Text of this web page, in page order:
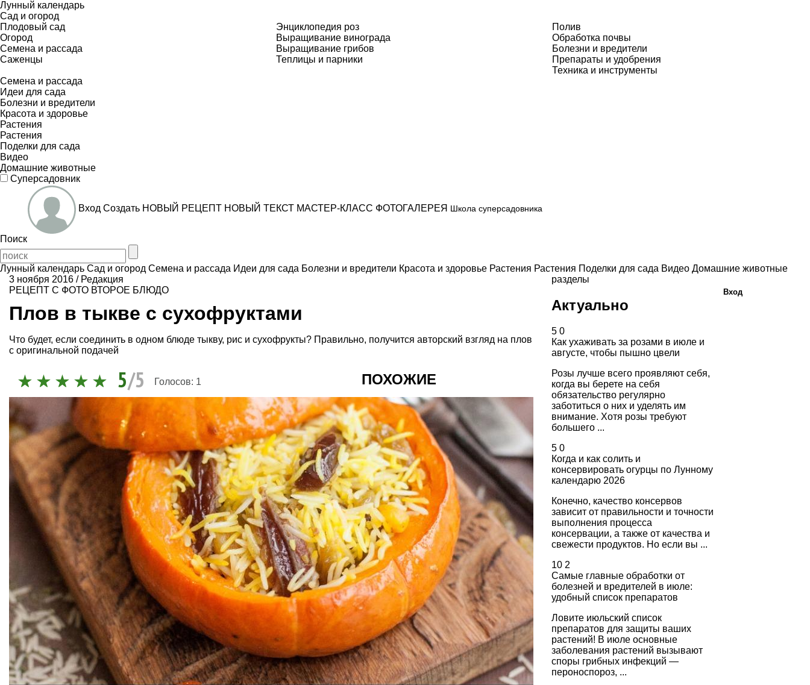
Лунный календарь
Сад и огород
Плодовый сад
Огород
Семена и рассада
Саженцы
Энциклопедия роз
Выращивание винограда
Выращивание грибов
Теплицы и парники
Полив
Обработка почвы
Болезни и вредители
Препараты и удобрения
Техника и инструменты
Семена и рассада
Идеи для сада
Болезни и вредители
Красота и здоровье
Растения
Растения
Поделки для сада
Видео
Домашние животные
Суперсадовник
Вход Создать НОВЫЙ РЕЦЕПТ НОВЫЙ ТЕКСТ МАСТЕР-КЛАСС ФОТОГАЛЕРЕЯ Школа суперсадовника
Поиск
Лунный календарь Сад и огород Семена и рассада Идеи для сада Болезни и вредители Красота и здоровье Растения Растения Поделки для сада Видео Домашние животные
3 ноября 2016 / Редакция
РЕЦЕПТ С ФОТО ВТОРОЕ БЛЮДО
Плов в тыкве с сухофруктами
Что будет, если соединить в одном блюде тыкву, рис и сухофрукты? Правильно, получится авторский взгляд на плов
с оригинальной подачей
5/5 Голосов: 1 ПОХОЖИЕ
разделы
Актуально
5 0
Как ухаживать за розами в июле и
августе, чтобы пышно цвели
Розы лучше всего проявляют себя,
когда вы берете на себя
обязательство регулярно
заботиться о них и уделять им
внимание. Хотя розы требуют
большего ...
5 0
Когда и как солить и
консервировать огурцы по Лунному
календарю 2026
Конечно, качество консервов
зависит от правильности и точности
выполнения процесса
консервации, а также от качества и
свежести продуктов. Но если вы ...
10 2
Самые главные обработки от
болезней и вредителей в июле:
удобный список препаратов
Ловите июльский список
препаратов для защиты ваших
растений! В июле основные
заболевания растений вызывают
споры грибных инфекций —
пероноспороз, ...
Вход